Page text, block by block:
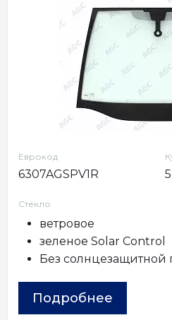
Еврокод
6307AGSPV1R
Стекло
ветровое
зеленое Solar Control
Без солнцезащитной
Подробнее